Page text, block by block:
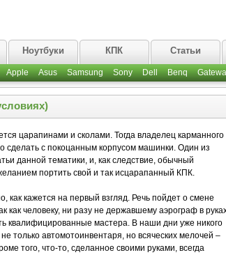
Ноутбуки КПК Статьи
Apple Asus Samsung Sony Dell Benq
царапинами и сколами. Тогда владелец карманного
сделать с покоцанным корпусом машинки. Один из
данной тематики, и, как следствие, обычный
портить свой и так исцарапанный КПК.
как кажется на первый взгляд. Речь пойдет о смене
человеку, ни разу не державшему аэрограф в
квалифицированные мастера. В наши дни уже никого
только автомотоинвентаря, но всяческих мелочей –
того, что-то, сделанное своими руками, всегда